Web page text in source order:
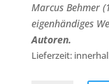
Marcus Behmer
eigenhändiges
Autoren.
Lieferzeit: